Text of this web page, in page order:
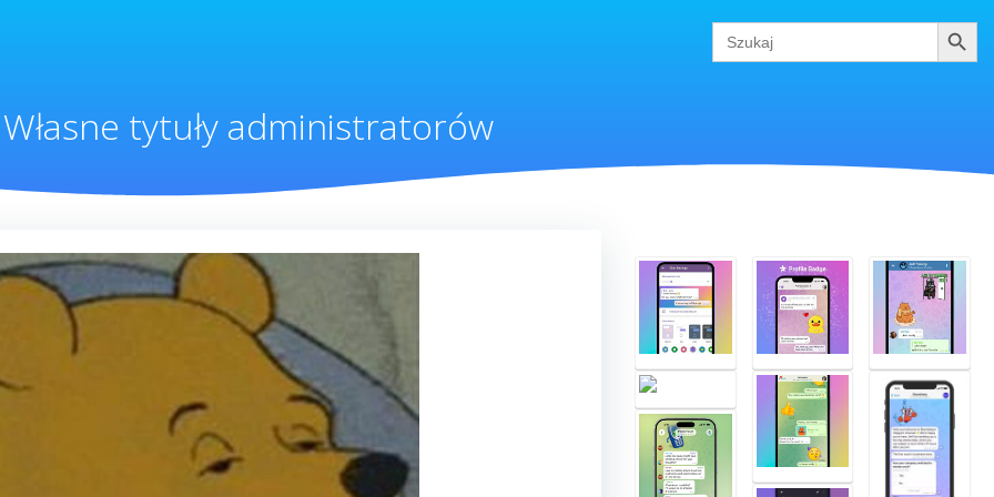
Search
for:
Szukaj
Własne tytuły administratorów